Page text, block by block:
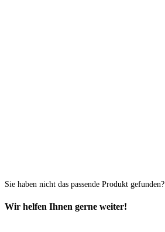
Sie haben nicht das passende Produkt gefunden?
Wir helfen Ihnen gerne weiter!